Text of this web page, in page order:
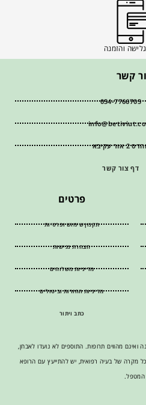
והזמנה
קשר
054-7766705
2 אור עקיבא
דף צור קשר
פרטים
תקנון שימוש ופרטיות
הצהרת נגישות
מדיניות משלוחים
מדיניות החזרות וביטולים
כתב ויתור
ואינם מהווים תרופות. התוספים לא נועדו לאבחן,
מקרה של בעיה רפואית, יש להתייעץ עם הרופא
המטפל.